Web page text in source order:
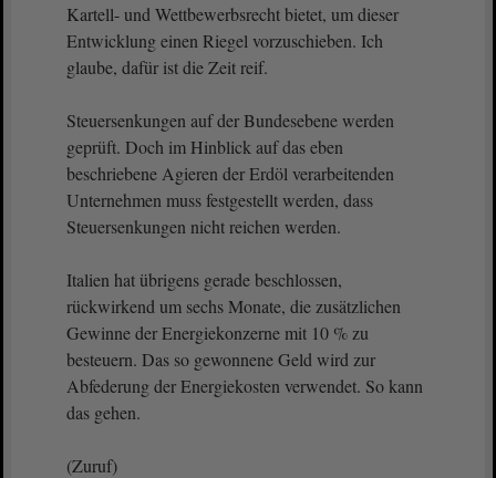
Kartell- und Wettbewerbsrecht bietet, um dieser
Entwicklung einen Riegel vorzuschieben. Ich
glaube, dafür ist die Zeit reif.
Steuersenkungen auf der Bundesebene werden
geprüft. Doch im Hinblick auf das eben
beschriebene Agieren der Erdöl verarbeitenden
Unternehmen muss festgestellt werden, dass
Steuersenkungen nicht reichen werden.
Italien hat übrigens gerade beschlossen,
rückwirkend um sechs Monate, die zusätzlichen
Gewinne der Energiekonzerne mit 10 % zu
besteuern. Das so gewonnene Geld wird zur
Abfederung der Energiekosten verwendet. So kann
das gehen.
(Zuruf)